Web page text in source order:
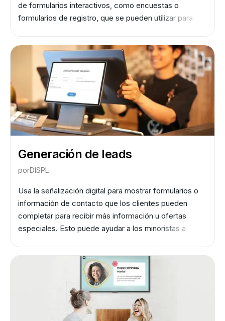
de formularios interactivos, como encuestas o
formularios de registro, que se pueden utilizar para
mejorar la experiencia de los clientes o empleados.
Generación de leads
porDISPL
Usa la señalización digital para mostrar formularios o
información de contacto que los clientes pueden
completar para recibir más información u ofertas
especiales. Esto puede ayudar a los minoristas a
proporcionar a los clientes más información sobre los
productos y servicios que les interesan.